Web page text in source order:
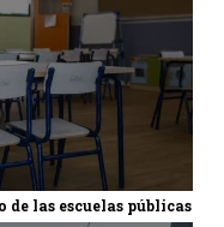
las escuelas públicas